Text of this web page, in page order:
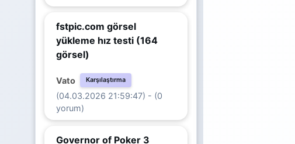
fstpic.com görsel
yükleme hız testi (164
görsel)
Vato Karşılaştırma
(04.03.2026 21:59:47) - (0
yorum)
Governor of Poker 3